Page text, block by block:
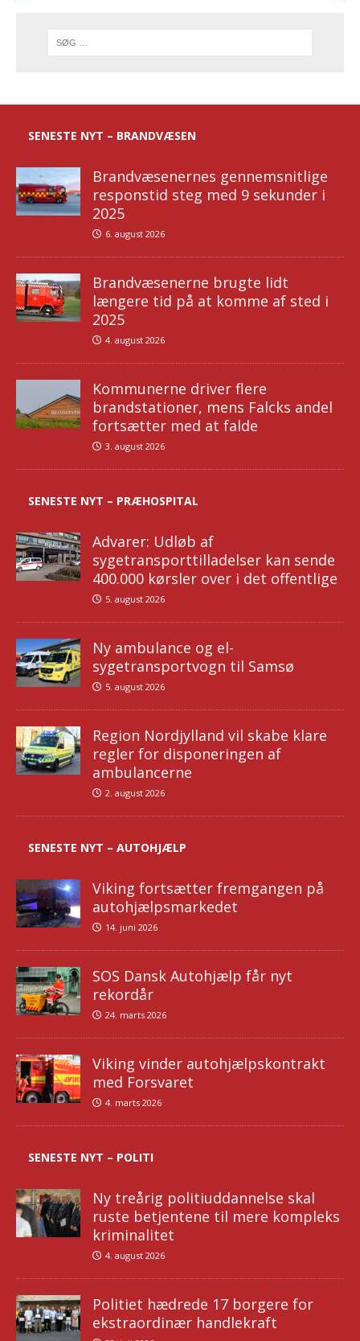
SENESTE NYT – BRANDVÆSEN
Brandvæsenernes gennemsnitlige
responstid steg med 9 sekunder i
2025
6. august 2026
Brandvæsenerne brugte lidt
længere tid på at komme af sted i
2025
4. august 2026
Kommunerne driver flere
brandstationer, mens Falcks andel
fortsætter med at falde
3. august 2026
SENESTE NYT – PRÆHOSPITAL
Advarer: Udløb af
sygetransporttilladelser kan sende
400.000 kørsler over i det offentlige
5. august 2026
Ny ambulance og el-
sygetransportvogn til Samsø
5. august 2026
Region Nordjylland vil skabe klare
regler for disponeringen af
ambulancerne
2. august 2026
SENESTE NYT – AUTOHJÆLP
Viking fortsætter fremgangen på
autohjælpsmarkedet
14. juni 2026
SOS Dansk Autohjælp får nyt
rekordår
24. marts 2026
Viking vinder autohjælpskontrakt
med Forsvaret
4. marts 2026
SENESTE NYT – POLITI
Ny treårig politiuddannelse skal
ruste betjentene til mere kompleks
kriminalitet
4. august 2026
Politiet hædrede 17 borgere for
ekstraordinær handlekraft